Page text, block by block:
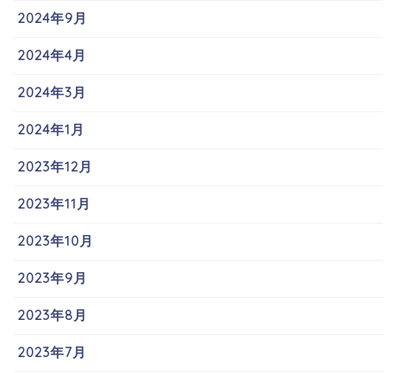
2024年9月
2024年4月
2024年3月
2024年1月
2023年12月
2023年11月
2023年10月
2023年9月
2023年8月
2023年7月